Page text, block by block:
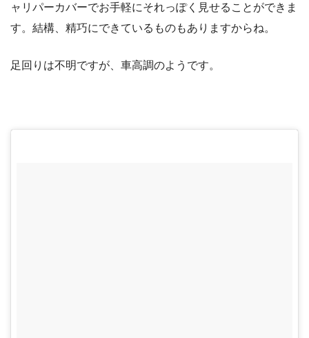
ャリパーカバーでお手軽にそれっぽく見せることができま
す。結構、精巧にできているものもありますからね。
足回りは不明ですが、車高調のようです。